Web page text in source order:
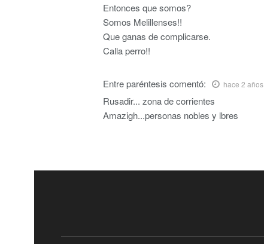
Entonces que somos?
Somos Melillenses!!
Que ganas de complicarse.
Calla perro!!
Entre paréntesis comentó: hace 2 años
Rusadir... zona de corrientes
Amazigh...personas nobles y lbres